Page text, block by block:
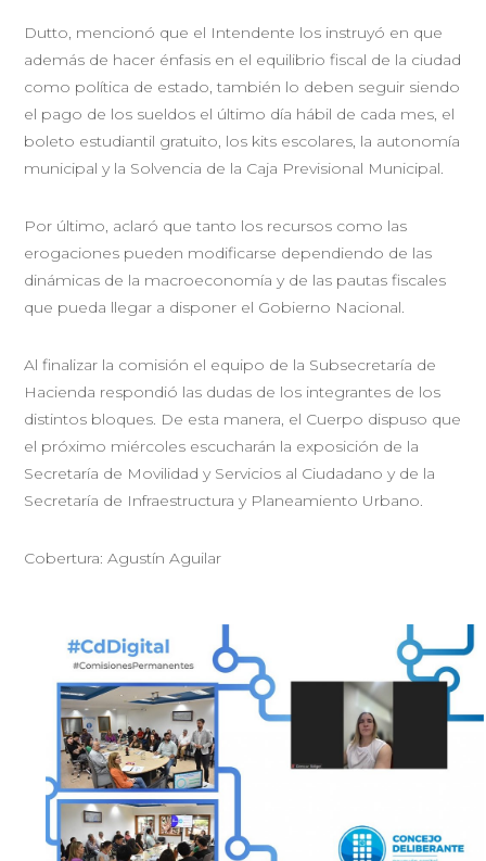
Dutto, mencionó que el Intendente los instruyó en que
además de hacer énfasis en el equilibrio fiscal de la ciudad
como política de estado, también lo deben seguir siendo
el pago de los sueldos el último día hábil de cada mes, el
boleto estudiantil gratuito, los kits escolares, la autonomía
municipal y la Solvencia de la Caja Previsional Municipal.
Por último, aclaró que tanto los recursos como las
erogaciones pueden modificarse dependiendo de las
dinámicas de la macroeconomía y de las pautas fiscales
que pueda llegar a disponer el Gobierno Nacional.
Al finalizar la comisión el equipo de la Subsecretaría de
Hacienda respondió las dudas de los integrantes de los
distintos bloques. De esta manera, el Cuerpo dispuso que
el próximo miércoles escucharán la exposición de la
Secretaría de Movilidad y Servicios al Ciudadano y de la
Secretaría de Infraestructura y Planeamiento Urbano.
Cobertura: Agustín Aguilar